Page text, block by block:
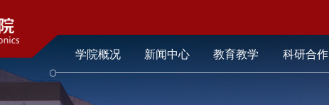
学院概况 新闻中心 教育教学 科研合作